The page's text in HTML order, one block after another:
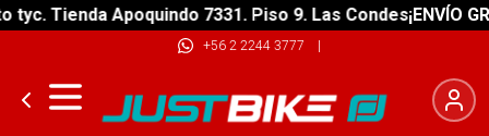
Tienda Apoquindo 7331. Piso 9. Las Condes¡ENVÍO
+56 2 2244 3777 |